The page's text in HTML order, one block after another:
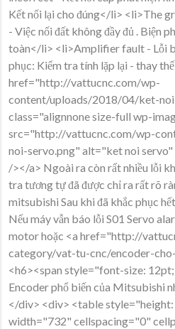
Kết nối lại cho đúng</li> <li>The
- Việc nối đất không đầy đủ . Biện
toàn</li> <li>Amplifier fault - Lỗi
phục: Kiểm tra tính lặp lại - thay
href="http://vattucnc.com/wp-
content/uploads/2018/04/ket-
class="alignnone size-full wp-
src="http://vattucnc.com/wp-
noi-servo.png" alt="ket noi
/></a> Ngoài ra còn rất nhiều lỗi
tra tương tự đã được chỉ ra rất rõ
mitsubishi Sau khi đã khắc phục
Nếu máy vẫn báo lỗi S01 Servo
motor hoặc <a href="http://
category/vat-tu-cnc/encoder-
<h6><span style="font-size:
Encoder phổ biến của Mitsubishi
</div> <div> <table
width="732" cellspacing="0"